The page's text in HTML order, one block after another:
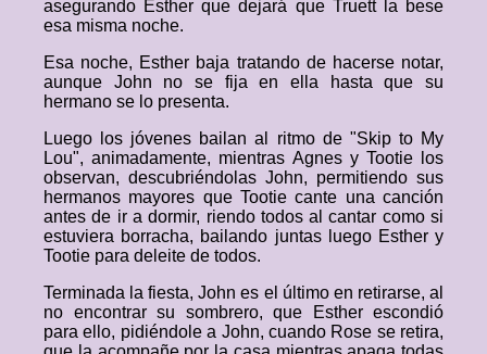
asegurando Esther que dejará que Truett la bese
esa misma noche.
Esa noche, Esther baja tratando de hacerse notar,
aunque John no se fija en ella hasta que su
hermano se lo presenta.
Luego los jóvenes bailan al ritmo de "Skip to My
Lou", animadamente, mientras Agnes y Tootie los
observan, descubriéndolas John, permitiendo sus
hermanos mayores que Tootie cante una canción
antes de ir a dormir, riendo todos al cantar como si
estuviera borracha, bailando juntas luego Esther y
Tootie para deleite de todos.
Terminada la fiesta, John es el último en retirarse, al
no encontrar su sombrero, que Esther escondió
para ello, pidiéndole a John, cuando Rose se retira,